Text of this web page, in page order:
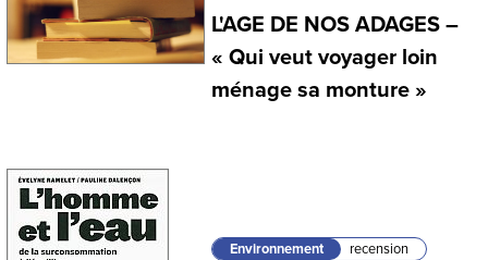
L'AGE DE NOS ADAGES –
« Qui veut voyager loin
ménage sa monture »
Environnement recension